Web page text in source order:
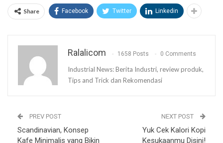
Share Facebook Twitter Linkedin
Ralalicom 1658 Posts 0 Comments
Industrial News: Berita Industri, review produk,
Tips and Trick dan Rekomendasi
PREV POST
Scandinavian, Konsep
Kafe Minimalis yang Bikin
NEXT POST
Yuk Cek Kalori Kopi
Kesukaanmu Disini!